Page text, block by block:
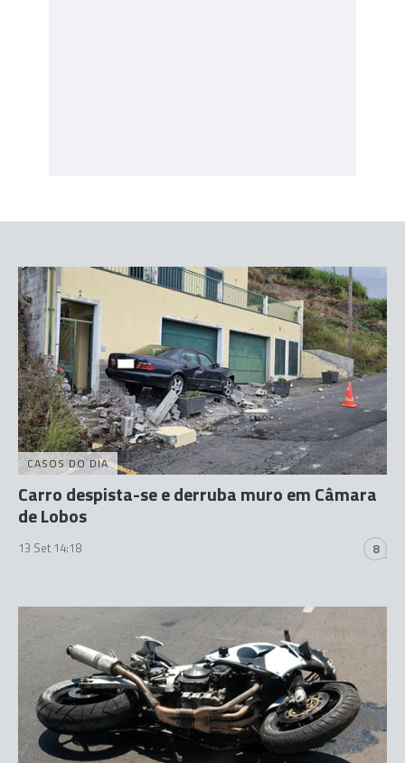
CASOS DO DIA
Carro despista-se e derruba muro em Câmara
de Lobos
13 Set 14:18 8